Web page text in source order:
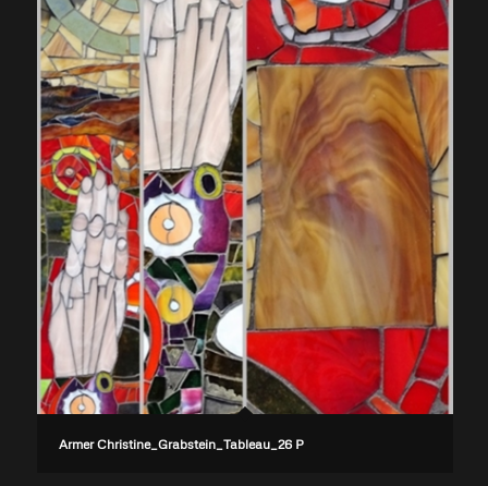
Armer Christine_Grabstein_Tableau_26 P